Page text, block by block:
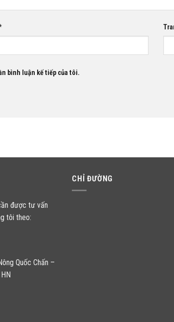
bình luận kế tiếp của tôi.
được tư vấn
tôi theo:
Quốc Chấn –
CHỈ ĐƯỜNG